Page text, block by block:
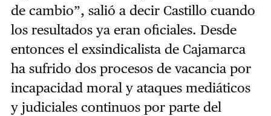
de cambio”, salió a decir Castillo cuando
los resultados ya eran oficiales. Desde
entonces el exsindicalista de Cajamarca
ha sufrido dos procesos de vacancia por
incapacidad moral y ataques mediáticos
y judiciales continuos por parte del